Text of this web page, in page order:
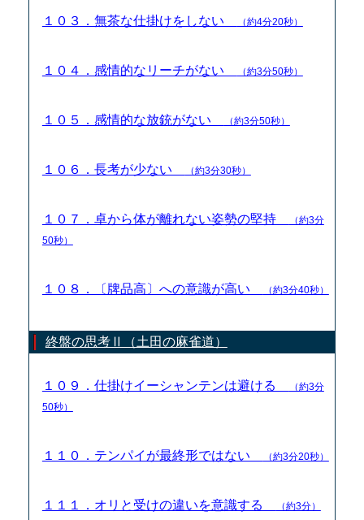
１０３．無茶な仕掛けをしない （約4分20秒）
１０４．感情的なリーチがない （約3分50秒）
１０５．感情的な放銃がない （約3分50秒）
１０６．長考が少ない （約3分30秒）
１０７．卓から体が離れない姿勢の堅持
（約3分
50秒）
１０８．〔牌品高〕への意識が高い （約3分40秒）
終盤の思考Ⅱ（土田の麻雀道）
１０９．仕掛けイーシャンテンは避ける
（約3分
50秒）
１１０．テンパイが最終形ではない （約3分20秒）
１１１．オリと受けの違いを意識する （約3分）